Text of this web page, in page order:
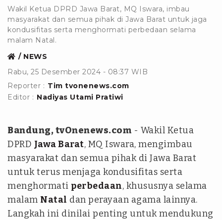
Wakil Ketua DPRD Jawa Barat, MQ Iswara, imbau
masyarakat dan semua pihak di Jawa Barat untuk jaga
kondusifitas serta menghormati perbedaan selama
malam Natal.
NEWS
Rabu, 25 Desember 2024 - 08:37 WIB
Reporter : Tim tvonenews.com
Editor : Nadiyas Utami Pratiwi
Bandung, tvOnenews.com - Wakil Ketua
DPRD Jawa Barat, MQ Iswara, mengimbau
masyarakat dan semua pihak di Jawa Barat
untuk terus menjaga kondusifitas serta
menghormati perbedaan, khususnya selama
malam Natal dan perayaan agama lainnya.
Langkah ini dinilai penting untuk mendukung